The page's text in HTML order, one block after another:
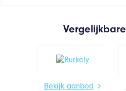
Bekijk aanbod